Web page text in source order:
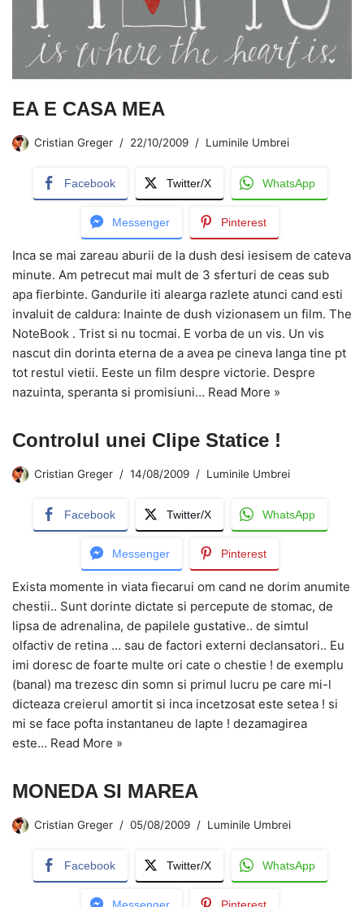
EA E CASA MEA
Cristian Greger 22/10/2009 Luminile Umbrei
Facebook Twitter/X WhatsApp
Messenger Pinterest
Inca se mai zareau aburii de la dush desi iesisem de cateva
minute. Am petrecut mai mult de 3 sferturi de ceas sub
apa fierbinte. Gandurile iti alearga razlete atunci cand esti
invaluit de caldura: Inainte de dush vizionasem un film. The
NoteBook . Trist si nu tocmai. E vorba de un vis. Un vis
nascut din dorinta eterna de a avea pe cineva langa tine pt
tot restul vietii. Eeste un film despre victorie. Despre
nazuinta, speranta si promisiuni… Read More »
Controlul unei Clipe Statice !
Cristian Greger 14/08/2009 Luminile Umbrei
Facebook Twitter/X WhatsApp
Messenger Pinterest
Exista momente in viata fiecarui om cand ne dorim anumite
chestii.. Sunt dorinte dictate si percepute de stomac, de
lipsa de adrenalina, de papilele gustative.. de simtul
olfactiv de retina … sau de factori externi declansatori.. Eu
imi doresc de foarte multe ori cate o chestie ! de exemplu
(banal) ma trezesc din somn si primul lucru pe care mi-l
dicteaza creierul amortit si inca incetzosat este setea ! si
mi se face pofta instantaneu de lapte ! dezamagirea
este… Read More »
MONEDA SI MAREA
Cristian Greger 05/08/2009 Luminile Umbrei
Facebook Twitter/X WhatsApp